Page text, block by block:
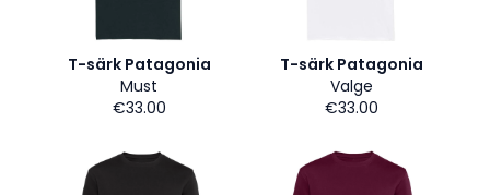
T-särk Patagonia
Must
€33.00
T-särk Patagonia
Valge
€33.00